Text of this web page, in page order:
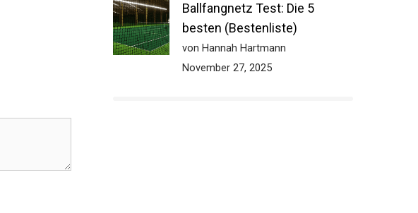
Ballfangnetz Test: Die 5
besten (Bestenliste)
von Hannah Hartmann
November 27, 2025